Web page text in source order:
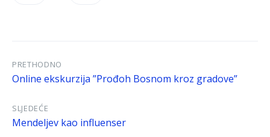
PRETHODNO
Online ekskurzija ”Prođoh Bosnom kroz gradove”
SLJEDEĆE
Mendeljev kao influenser